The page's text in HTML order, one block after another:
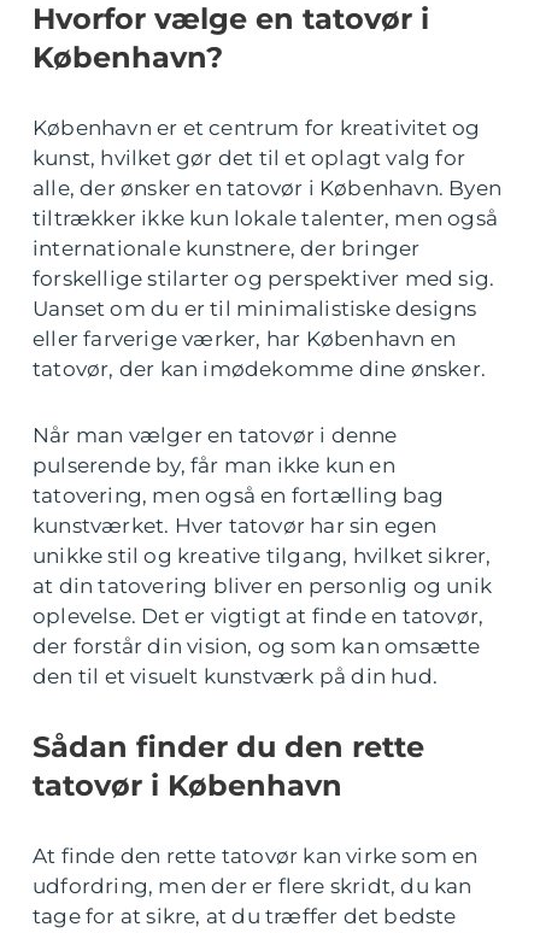
Hvorfor vælge en tatovør i
København?
København er et centrum for kreativitet og
kunst, hvilket gør det til et oplagt valg for
alle, der ønsker en tatovør i København. Byen
tiltrækker ikke kun lokale talenter, men også
internationale kunstnere, der bringer
forskellige stilarter og perspektiver med sig.
Uanset om du er til minimalistiske designs
eller farverige værker, har København en
tatovør, der kan imødekomme dine ønsker.
Når man vælger en tatovør i denne
pulserende by, får man ikke kun en
tatovering, men også en fortælling bag
kunstværket. Hver tatovør har sin egen
unikke stil og kreative tilgang, hvilket sikrer,
at din tatovering bliver en personlig og unik
oplevelse. Det er vigtigt at finde en tatovør,
der forstår din vision, og som kan omsætte
den til et visuelt kunstværk på din hud.
Sådan finder du den rette
tatovør i København
At finde den rette tatovør kan virke som en
udfordring, men der er flere skridt, du kan
tage for at sikre, at du træffer det bedste